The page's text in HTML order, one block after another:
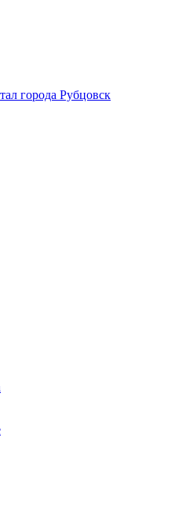
города Рубцовск